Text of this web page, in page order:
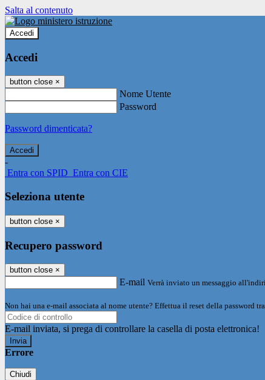
Salta al contenuto
Accedi
Accedi
button close ×
Nome Utente
Password
Password dimenticata?
-
Entra con SPID Entra con CIE
Seleziona utente
button close ×
Recupero password
button close ×
E-mail Verrà inviato un messaggio
Non hai una e-mail associata al nome utente? Effettua il reset della password
E-mail inviata, si prega di controllare la casella di posta elettronica!
Errore
Chiudi